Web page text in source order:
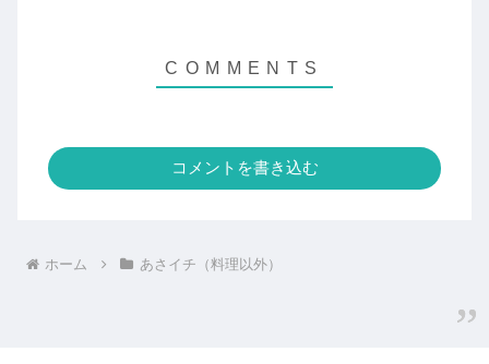
コメントを書き込む
ホーム あさイチ（料理以外）